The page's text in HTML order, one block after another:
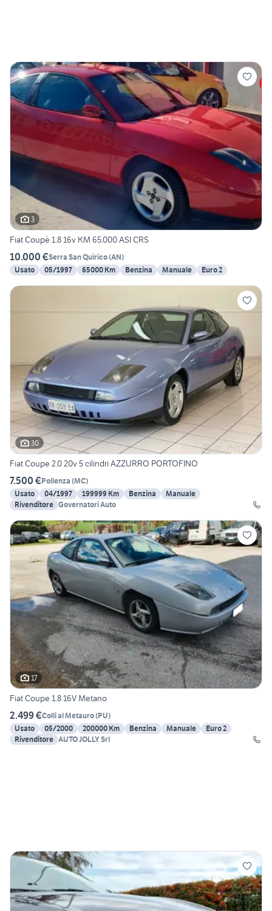
3
Fiat Coupè 1.8 16v KM 65.000 ASI CRS
10.000 €Serra San Quirico(AN)
Usato
05/1997 65000 Km Benzina Manuale Euro 2
30
Fiat Coupe 2.0 20v 5 cilindri AZZURRO PORTOFINO
7.500 €Pollenza (MC)
Usato
04/1997 199999 Km Benzina
Manuale
Rivenditore Governatori Auto
17
Fiat Coupe 1.8 16V Metano
2.499 €Colli al Metauro(PU)
Usato
05/2000 200000 Km Benzina Manuale
Euro 2
Rivenditore AUTO JOLLY Srl